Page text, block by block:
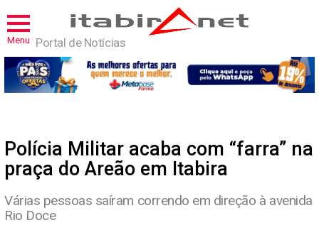
Menu Portal de Notícias
Polícia Militar acaba com “farra” na
praça do Areão em Itabira
Várias pessoas saíram correndo em direção à avenida
Rio Doce